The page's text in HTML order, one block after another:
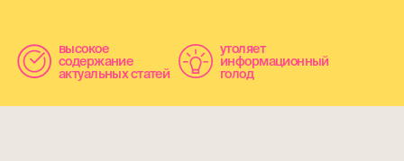
высокое
содержание
актуальных статей
утоляет
информационный
голод